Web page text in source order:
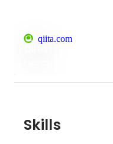
qiita.com
Skills